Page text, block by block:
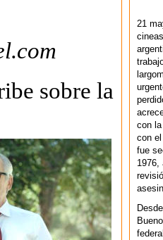
sobre la
21
con
con
fue
1976,